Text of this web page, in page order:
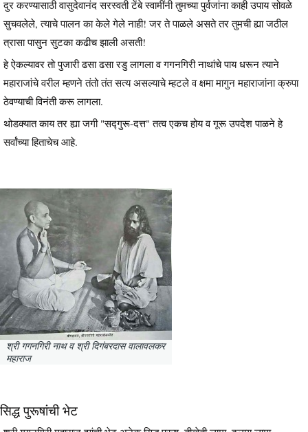
दुर करण्यासाठी वासुदेवानंद सरस्वती टेंबे स्वामींनी तुमच्या पुर्वजांना काही उपाय सोवळे
सुचवलेले, त्याचे पालन का केले गेले नाही! जर ते पाळले असते तर तुमची ह्या जठील
त्रासा पासुन सुटका कढीच झाली असती!
हे ऐकल्यावर तो पुजारी ढसा ढसा रडु लागला व गगनगिरी नाथांचे पाय धरून त्याने
महाराजांचे वरील म्हणने तंतो तंत सत्य असल्याचे म्हटले व क्षमा मागुन महाराजांना क्रुपा
ठेवण्याची विनंती करू लागला.
थोडक्यात काय तर ह्या जगी "सद्गुरू-दत्त" तत्व एकच होय व गूरू उपदेश पाळने हे
सर्वांच्या हिताचेच आहे.
श्री गगनगिरी नाथ व श्री दिगंबरदास वालावलकर
महाराज
सिद्ध पुरूषांची भेट